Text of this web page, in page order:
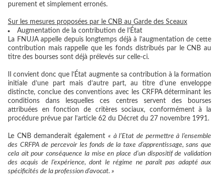
purement et simplement erronés.
Sur les mesures proposées par le CNB au Garde des Sceaux
Augmentation de la contribution de l’État
La FNUJA appelle depuis longtemps déjà à l’augmentation de cette
contribution mais rappelle que les fonds distribués par le CNB au
titre des bourses sont déjà prélevés sur celle-ci.
Il convient donc que l’État augmente sa contribution à la formation
initiale d’une part mais d’autre part, au titre d’une enveloppe
distincte, conclue des conventions avec les CRFPA déterminant les
conditions dans lesquelles ces centres servent des bourses
attribuées en fonction de critères sociaux, conformément à la
procédure prévue par l’article 62 du Décret du 27 novembre 1991.
Le CNB demanderait également « à l’Etat de permettre à l’ensemble
des CRFPA de percevoir les fonds de la taxe d’apprentissage, sans que
cela ait pour conséquence la mise en place d’un dispositif de validation
des acquis de l’expérience, dont le régime ne paraît pas adapté aux
spécificités de la profession d’avocat. »